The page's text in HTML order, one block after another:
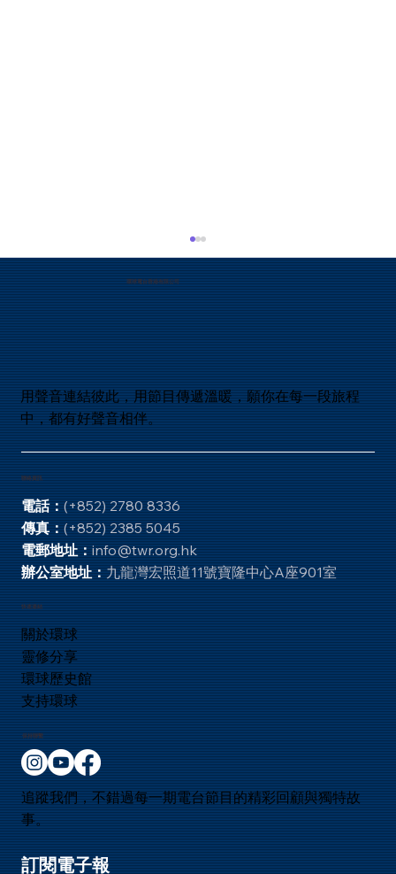
聖經舊約的確有記載神後悔一些所作的事，最早
是創世記六6記載神後悔造人在地上，曾經在培
靈會講道會中聽過引用撒母耳記下廿四章提及大
衛數點人口以後自責，向神禱告說犯了大罪，耶
和華降瘟疫與以色列人後，耶和華後悔了： 和合
本是這樣記載的：天使向 耶路撒冷 伸手要滅城
的時候，耶和華 後悔 ，就不降這災了，吩咐滅
民的天使說： 「夠了！住手吧！」 那時耶和華
的使者在耶布斯人 亞勞拿的禾場那裏。（撒母耳
記下 24:
環球電台香港有限公司
用聲音連結彼此，用節目傳遞溫暖，願你在每一段旅程
中，都有好聲音相伴。
聯絡資訊
電話：(+852) 2780 8336
傳真：(+852) 2385 5045
電郵地址：info@twr.org.hk
辦公室地址：九龍灣宏照道11號寶隆中心A座901室
快速連結
關於環球
靈修分享
環球歷史館
支持環球
保持聯繫
追蹤我們，不錯過每一期電台節目的精彩回顧與獨特故
事。
訂閱電子報